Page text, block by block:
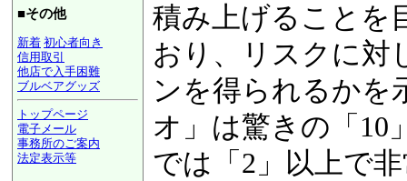
■その他
新着 初心者向き
信用取引
他店で入手困難
ブルベアグッズ
トップページ
電子メール
事務所のご案内
法定表示等
年率15％の収益を
積み上げることを
おり、リスクに対
ンを得られるかを
オ」は驚きの「10